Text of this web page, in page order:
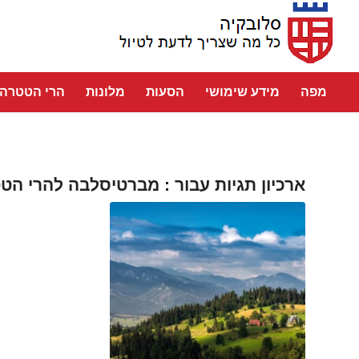
מפה מידע שימושי הסעות מלונות הרי הטטרה
ארכיון תגיות עבור : מברטיסלבה להרי